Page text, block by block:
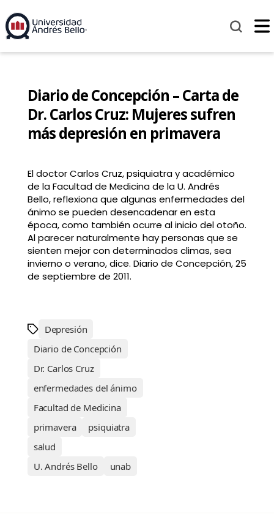
Diario de Concepción – Carta de
Dr. Carlos Cruz: Mujeres sufren
más depresión en primavera
El doctor Carlos Cruz, psiquiatra y académico
de la Facultad de Medicina de la U. Andrés
Bello, reflexiona que algunas enfermedades del
ánimo se pueden desencadenar en esta
época, como también ocurre al inicio del otoño.
Al parecer naturalmente hay personas que se
sienten mejor con determinados climas, sea
invierno o verano, dice. Diario de Concepción, 25
de septiembre de 2011.
Depresión
Diario de Concepción
Dr. Carlos Cruz
enfermedades del ánimo
Facultad de Medicina
primavera
psiquiatra
salud
U. Andrés Bello
unab